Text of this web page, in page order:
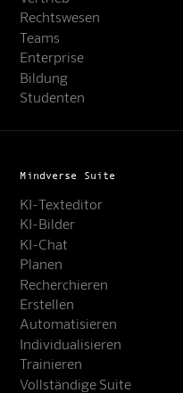
Rechtswesen
Teams
Enterprise
Bildung
Studenten
Mindverse Suite
KI-Texteditor
KI-Bilder
KI-Chat
Planen
Recherchieren
Erstellen
Automatisieren
Individualisieren
Trainieren
Vollständige Suite